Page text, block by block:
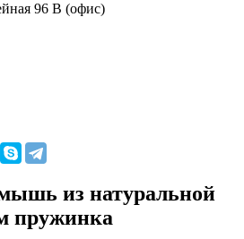
96 В (офис)
из натуральной
пружинка